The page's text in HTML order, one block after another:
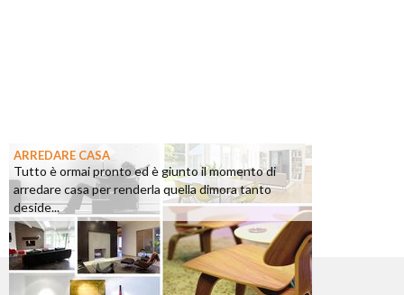
ARREDARE CASA
Tutto è ormai pronto ed è giunto il momento di
arredare casa per renderla quella dimora tanto
deside...